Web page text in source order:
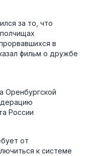
за то, что
в
фильм о дружбе
Оренбургской
России
от
к системе